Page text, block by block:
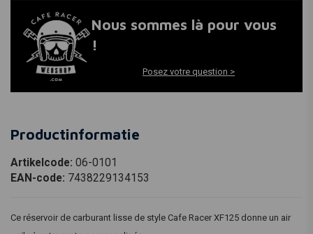
Nous sommes là pour vous
!
Posez votre question >
Productinformatie
Artikelcode: 06-0101
EAN-code: 7438229134153
Ce réservoir de carburant lisse de style Cafe Racer XF125 donne un air